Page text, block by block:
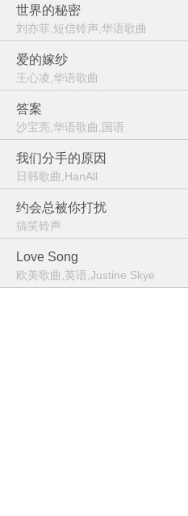
世界的秘密
刘亦菲,短信铃声,华语歌曲
爱的嫁纱
王心凌,华语歌曲
答案
沙宝亮,华语歌曲,国语
我们分手的原因
日韩歌曲,HanAll
约会总被你打扰
搞笑铃声
Love Song
欧美歌曲,英语,Justine Skye